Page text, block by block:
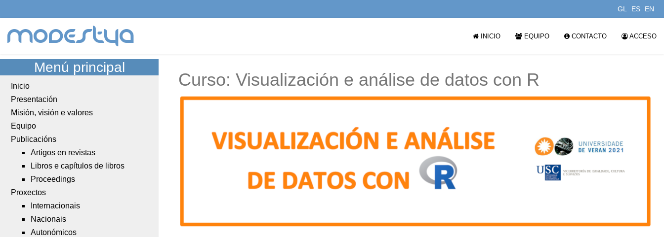
GL ES EN
modestya INICIO EQUIPO CONTACTO ACCESO
Menú principal
Inicio
Presentación
Misión, visión e valores
Equipo
Publicacións
Artigos en revistas
Libros e capítulos de libros
Proceedings
Proxectos
Internacionais
Nacionais
Autonómicos
Curso: Visualización e análise de datos con R